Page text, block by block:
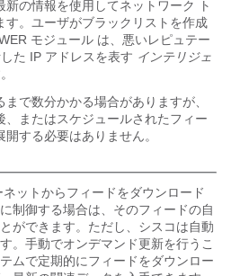
の情報を使用してネットワーク ト
す。ユーザがブラックリストを作成
モジュール は、悪いレピュテー
た IP アドレスを表す インテリジェ
で数分かかる場合がありますが、
、またはスケジュールされたフィー
する必要はありません。
ットからフィードをダウンロード
制御する場合は、そのフィードの自
ができます。ただし、シスコは自動
。手動でオンデマンド更新を行うこ
ムで定期的にフィードをダウンロー